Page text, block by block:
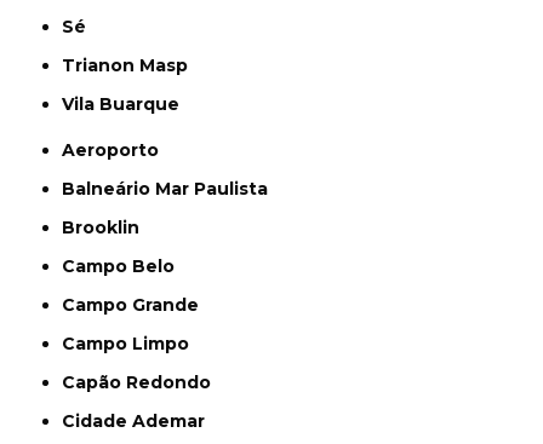
Sé
Trianon Masp
Vila Buarque
Aeroporto
Balneário Mar Paulista
Brooklin
Campo Belo
Campo Grande
Campo Limpo
Capão Redondo
Cidade Ademar